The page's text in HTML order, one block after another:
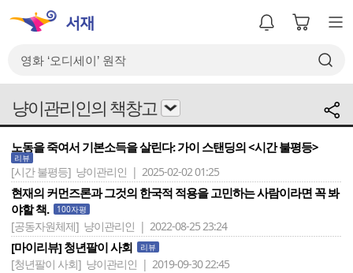
냥이관리인의 책창고
노동을 죽여서 기본소득을 살린다: 가이 스탠딩의 <시간 불평등>
리뷰
[시간 불평등] 냥이관리인 | 2025-02-02 01:25
현재의 커먼즈론과 그것의 한국적 적용을 고민하는 사람이라면 꼭 봐
야할 책.
100자평
[공동자원체제] 냥이관리인 | 2022-08-25 23:24
[마이리뷰] 청년팔이 사회 리뷰
[청년팔이 사회] 냥이관리인 | 2019-09-30 22:45